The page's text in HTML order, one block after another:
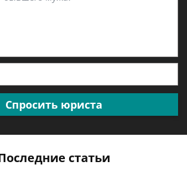
Спросить юриста
статьи